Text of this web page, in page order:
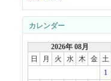
カレンダー
2026年 08月
日
月 火 水 木 金 土
1